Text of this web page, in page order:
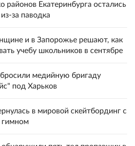
районов Екатеринбурга остались
за паводка
и в Запорожье решают, как
учебу школьников в сентябре
медийную бригаду
под Харьков
в мировой скейтбординг с
гимном